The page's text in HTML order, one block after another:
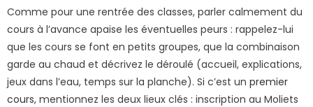
Comme pour une rentrée des classes, parler calmement du
cours à l’avance apaise les éventuelles peurs : rappelez-lui
que les cours se font en petits groupes, que la combinaison
garde au chaud et décrivez le déroulé (accueil, explications,
jeux dans l’eau, temps sur la planche). Si c’est un premier
cours, mentionnez les deux lieux clés : inscription au Moliets